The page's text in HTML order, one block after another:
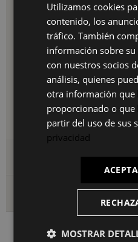
Sistema Modular: Amplía
El diseño modular permite
zapateros o módulos
crear el espacio de
Perfectamente adaptable a
juveniles o cuartos de vestir
Montaje Sencillo
Con instrucciones claras y
para usar en poco tiempo, sin
especializadas.
Detalles del producto
Envío y devoluciones
Utilizamos cookies
contenido, los
tráfico. También
información sobre
con nuestros socios
análisis, quienes
otra información que
proporcionado o que
partir del uso de sus
privacidad
MOSTRAR